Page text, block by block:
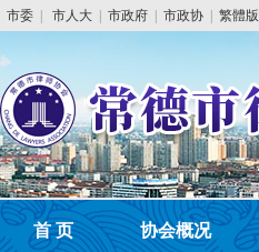
市委 市人大 市政府 市政协 繁體版
首 页 协会概况